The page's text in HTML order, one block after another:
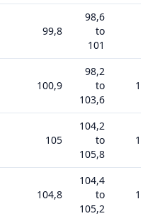
99,8
98,6
to
101
100,9
98,2
to
103,6
105
104,2
to
105,8
104,8
104,4
to
105,2